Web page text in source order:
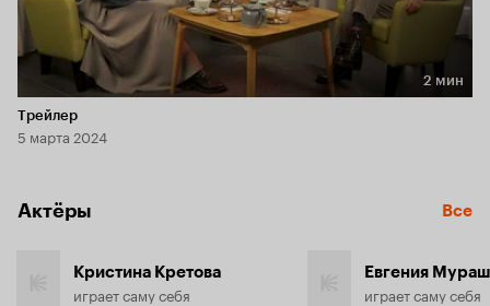
Длительность 2 мин
2 мин
Трейлер
5 марта 2024
Актёры Все
Кристина Кретова
играет саму себя
Евгения
играет саму себя